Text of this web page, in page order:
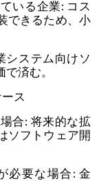
いる企業:コス
できるため、小
システム向けソ
済む。
ス
合:将来的な拡
ソフトウェア開
必要な場合:金